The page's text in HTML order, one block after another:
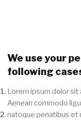
We use your
following
Lorem ipsum dolor
Aenean commodo
natoque penatibus et